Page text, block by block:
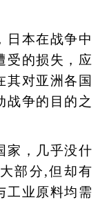
本在战争中
受的损失，应
其对亚洲各国
战争的目的之
，几乎没什
部分,但却有
工业原料均需